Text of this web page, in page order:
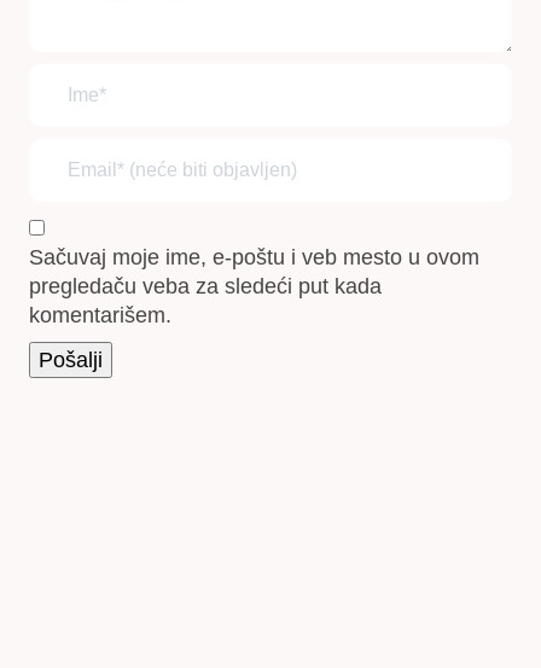
Sačuvaj moje ime, e-poštu i veb mesto u ovom
pregledaču veba za sledeći put kada
komentarišem.